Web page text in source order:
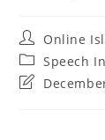
Post
author:
Online
Post
category:
Speech
Post